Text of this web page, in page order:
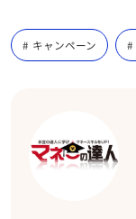
キャンペーン